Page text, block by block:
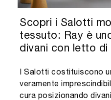
Scopri i Salotti
tessuto: Ray è
divani con letto di
I Salotti costituiscono
veramente
cura posizionando